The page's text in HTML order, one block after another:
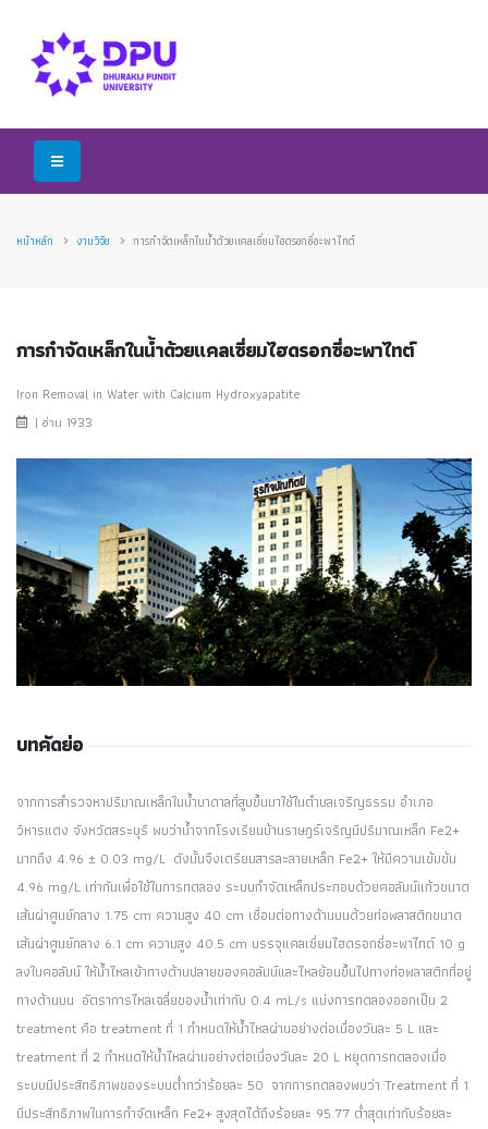
หน้าหลัก งานวิจัย การกำจัดเหล็กในน้ำด้วยแคลเซี่ยมไฮดรอกซี่อะพาไทต์
การกำจัดเหล็กในน้ำด้วยแคลเซี่ยมไฮดรอกซี่อะพาไทต์
Iron Removal in Water with Calcium Hydroxyapatite
| อ่าน 1933
บทคัดย่อ
จากการสำรวจหาปริมาณเหล็กในน้ำบาดาลที่สูบขึ้นมาใช้ในตำบลเจริญธรรม อำเภอ
วิหารแดง จังหวัดสระบุรี พบว่าน้ำจากโรงเรียนบ้านราษฎร์เจริญมีปริมาณเหล็ก Fe2+
มากถึง 4.96 ± 0.03 mg/L ดังนั้นจึงเตรียมสารละลายเหล็ก Fe2+ ให้มีความเข้มข้น
4.96 mg/L เท่ากันเพื่อใช้ในการทดลอง ระบบกำจัดเหล็กประกอบด้วยคอลัมน์แก้วขนาด
เส้นผ่าศูนย์กลาง 1.75 cm ความสูง 40 cm เชื่อมต่อทางด้านบนด้วยท่อพลาสติกขนาด
เส้นผ่าศูนย์กลาง 6.1 cm ความสูง 40.5 cm บรรจุแคลเซี่ยมไฮดรอกซี่อะพาไทต์ 10 g
ลงในคอลัมน์ ให้น้ำไหลเข้าทางด้านปลายของคอลัมน์และไหลย้อนขึ้นไปทางท่อพลาสติกที่อยู่
ทางด้านบน อัตราการไหลเฉลี่ยของน้ำเท่ากับ 0.4 mL/s แบ่งการทดลองออกเป็น 2
treatment คือ treatment ที่ 1 กำหนดให้น้ำไหลผ่านอย่างต่อเนื่องวันละ 5 L และ
treatment ที่ 2 กำหนดให้น้ำไหลผ่านอย่างต่อเนื่องวันละ 20 L หยุดการทดลองเมื่อ
ระบบมีประสิทธิภาพของระบบต่ำกว่าร้อยละ 50 จากการทดลองพบว่า Treatment ที่ 1
มีประสิทธิภาพในการกำจัดเหล็ก Fe2+ สูงสุดได้ถึงร้อยละ 95.77 ต่ำสุดเท่ากับร้อยละ